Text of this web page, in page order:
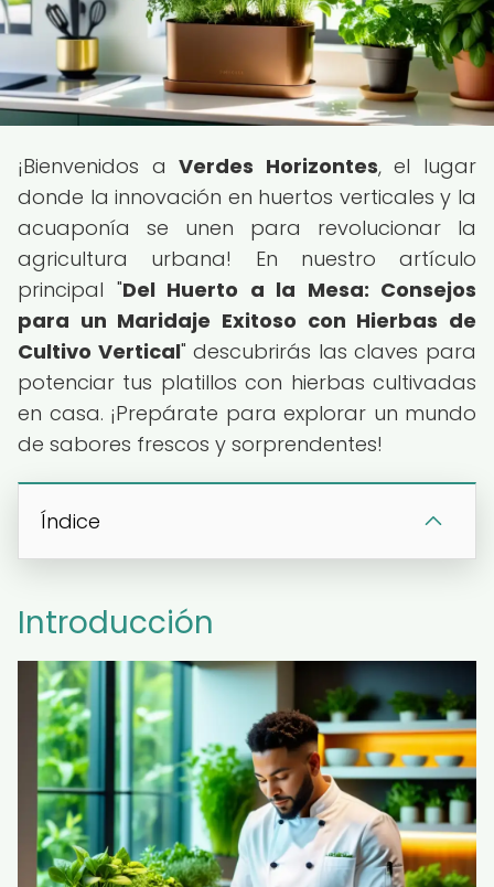
¡Bienvenidos aVerdes Horizontes, el lugar
donde la innovación en huertos verticales y la
acuaponía se unen para revolucionar la
agricultura urbana! En nuestro artículo
principal "Del Huerto a la Mesa: Consejos
para un Maridaje Exitoso con Hierbas de
Cultivo Vertical" descubrirás las claves para
potenciar tus platillos con hierbas cultivadas
en casa. ¡Prepárate para explorar un mundo
de sabores frescos y sorprendentes!
Índice
Introducción